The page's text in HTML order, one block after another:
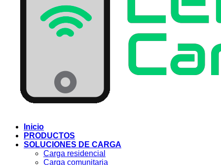
Inicio
PRODUCTOS
SOLUCIONES DE CARGA
Carga residencial
Carga comunitaria